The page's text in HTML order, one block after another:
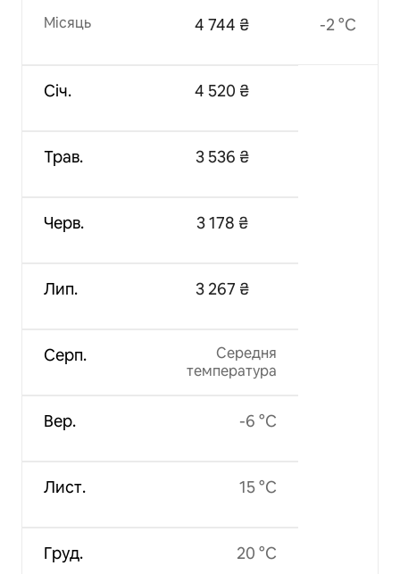
Місяць
Січ.
Трав.
Черв.
Лип.
Серп.
Вер.
Лист.
Груд.
4 744 ₴
4 520 ₴
3 536 ₴
3 178 ₴
3 267 ₴
Середня
температура
-6 °C
15 °C
20 °C
-2 °C